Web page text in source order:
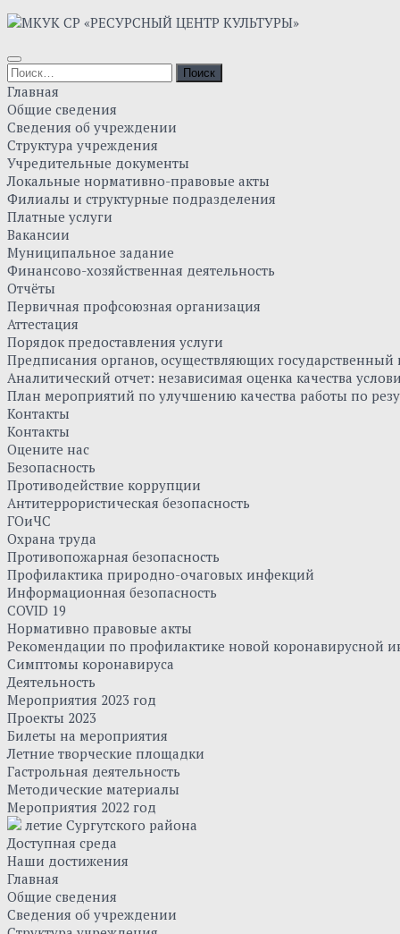
Skip
content
Найти:
Главная
Общие сведения
Сведения об учреждении
Структура учреждения
Учредительные документы
Локальные нормативно-правовые акты
Филиалы и структурные подразделения
Платные услуги
Вакансии
Муниципальное задание
Финансово-хозяйственная деятельность
Отчёты
Первичная профсоюзная организация
Аттестация
Порядок предоставления услуги
Предписания органов, осуществляющих
Аналитический отчет: независимая оценка качества
План мероприятий по улучшению качества работы по
Контакты
Контакты
Оцените нас
Безопасность
Противодействие коррупции
Антитеррористическая безопасность
ГОиЧС
Охрана труда
Противопожарная безопасность
Профилактика природно-очаговых инфекций
Информационная безопасность
COVID 19
Нормативно правовые акты
Рекомендации по профилактике новой коронавирусной
Симптомы коронавируса
Деятельность
Мероприятия 2023 год
Проекты 2023
Билеты на мероприятия
Летние творческие площадки
Гастрольная деятельность
Методические материалы
Мероприятия 2022 год
летие Сургутского района
Доступная среда
Наши достижения
Главная
Общие сведения
Сведения об учреждении